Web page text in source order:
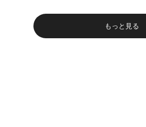
もっと見る